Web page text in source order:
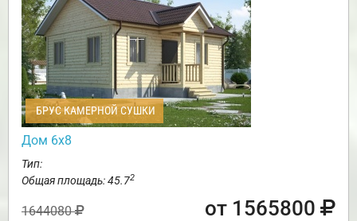
БРУС КАМЕРНОЙ СУШКИ
Дом 6х8
Тип:
Общая площадь: 45.72
1644080 от 1565800